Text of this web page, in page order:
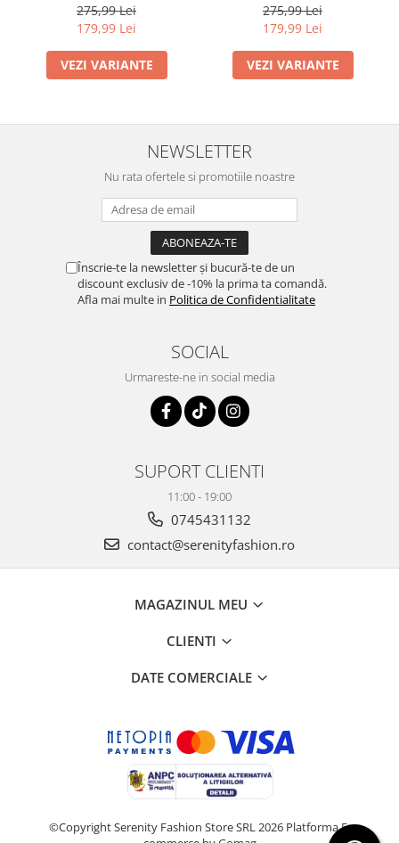
275,99 Lei
179,99 Lei
VEZI VARIANTE
275,99 Lei
179,99 Lei
VEZI VARIANTE
NEWSLETTER
Nu rata ofertele si promotiile noastre
Înscrie-te la newsletter și bucură-te de un
discount exclusiv de -10% la prima ta comandă.
Afla mai multe in Politica de Confidentialitate
SOCIAL
Urmareste-ne in social media
SUPORT CLIENTI
11:00 - 19:00
0745431132
contact@serenityfashion.ro
MAGAZINUL MEU
CLIENTI
DATE COMERCIALE
©Copyright Serenity Fashion Store SRL 2026 Platforma E-